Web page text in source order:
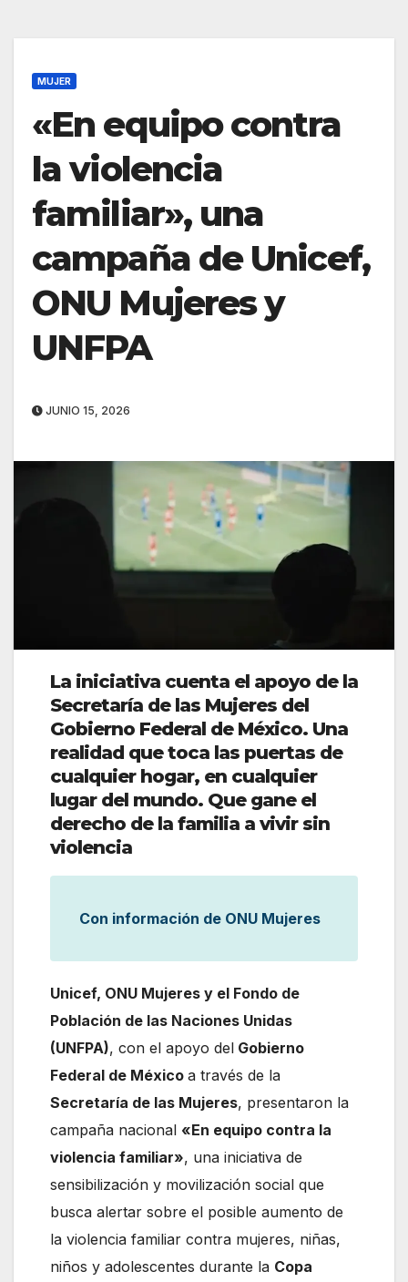
MUJER
«En equipo contra
la violencia
familiar», una
campaña de Unicef,
ONU Mujeres y
UNFPA
JUNIO 15, 2026
La iniciativa cuenta el apoyo de la
Secretaría de las Mujeres del
Gobierno Federal de México. Una
realidad que toca las puertas de
cualquier hogar, en cualquier
lugar del mundo. Que gane el
derecho de la familia a vivir sin
violencia
Con información de ONU Mujeres
Unicef, ONU Mujeres y el Fondo de
Población de las Naciones Unidas
(UNFPA), con el apoyo del Gobierno
Federal de México a través de la
Secretaría de las Mujeres, presentaron la
campaña nacional «En equipo contra la
violencia familiar», una iniciativa de
sensibilización y movilización social que
busca alertar sobre el posible aumento de
la violencia familiar contra mujeres, niñas,
niños y adolescentes durante la Copa